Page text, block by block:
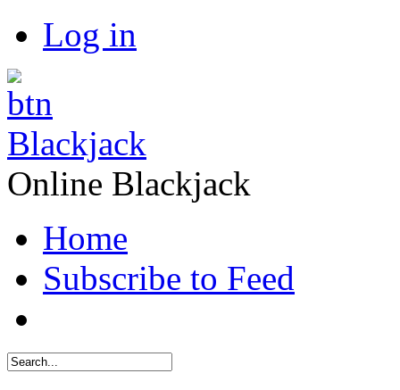
Log in
Blackjack
Online Blackjack
Home
Subscribe to Feed